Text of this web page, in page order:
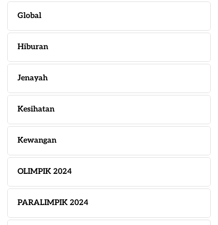
Global
Hiburan
Jenayah
Kesihatan
Kewangan
OLIMPIK 2024
PARALIMPIK 2024